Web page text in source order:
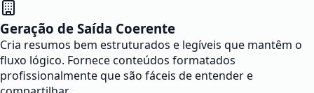
Geração de Saída Coerente
Cria resumos bem estruturados e legíveis que mantêm o
fluxo lógico. Fornece conteúdos formatados
profissionalmente que são fáceis de entender e